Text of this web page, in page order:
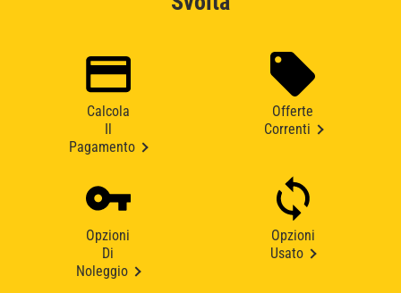
Calcola
Pagamento
Offerte
Correnti
Opzioni
Di
Noleggio
Opzioni
Usato